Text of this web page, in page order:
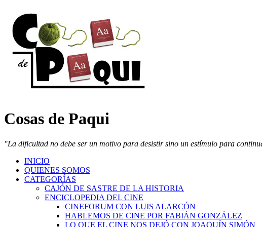
Cosas de Paqui
"La dificultad no debe ser un motivo para desistir sino un estímulo para
INICIO
QUIENES SOMOS
CATEGORÍAS
CAJÓN DE SASTRE DE LA HISTORIA
ENCICLOPEDIA DEL CINE
CINEFORUM CON LUIS ALARCÓN
HABLEMOS DE CINE POR FABIÁN GONZÁLEZ
LO QUE EL CINE NOS DEJÓ CON JOAQUÍN SIMÓN